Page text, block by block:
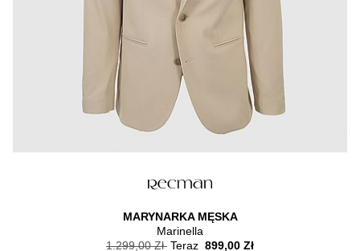
MARYNARKA MĘSKA
Marinella
1.299,00 Zł Teraz 899,00 Zł